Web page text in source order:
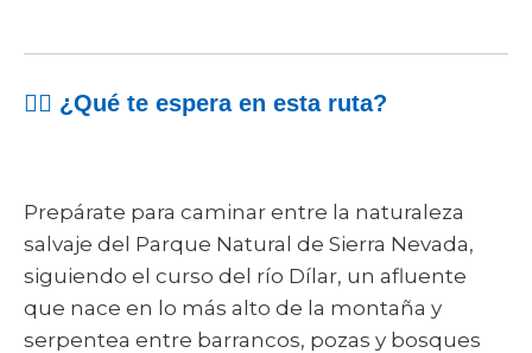
🚶‍♂️ ¿Qué te espera en esta ruta?
Prepárate para caminar entre la naturaleza
salvaje del Parque Natural de Sierra Nevada,
siguiendo el curso del río Dílar, un afluente
que nace en lo más alto de la montaña y
serpentea entre barrancos, pozas y bosques